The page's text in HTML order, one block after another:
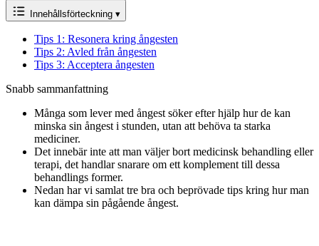
Innehållsförteckning ▾
Tips 1: Resonera kring ångesten
Tips 2: Avled från ångesten
Tips 3: Acceptera ångesten
Snabb sammanfattning
Många som lever med ångest söker efter hjälp hur de kan
minska sin ångest i stunden, utan att behöva ta starka
mediciner.
Det innebär inte att man väljer bort medicinsk behandling eller
terapi, det handlar snarare om ett komplement till dessa
behandlings former.
Nedan har vi samlat tre bra och beprövade tips kring hur man
kan dämpa sin pågående ångest.